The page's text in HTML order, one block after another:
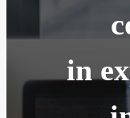
in